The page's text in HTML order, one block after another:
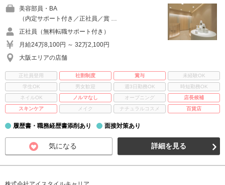
美容部員・BA
（内定サポート付き／正社員／賞 …
正社員（無料転職サポート付き）
月給24万8,100円 ～ 32万2,100円
大阪エリアの店舗
正社員登用 社割制度 賞与
未経験OK
学生OK
男女歓迎 週3日勤務OK
時短勤務OK
ネイルOK
ノルマなし オープニング
店長候補
スキンケア
メイク ナチュラルコスメ 百貨店
履歴書・職務経歴書添削あり 面接対策あり
気になる 詳細を見る